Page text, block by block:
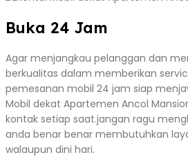
Buka 24 Jam
Agar menjangkau pelanggan dan
berkualitas dalam memberikan
pemesanan mobil 24 jam siap
Mobil dekat Apartemen Ancol
kontak setiap saat.jangan ragu
anda benar benar membutuhkan
walaupun dini hari.